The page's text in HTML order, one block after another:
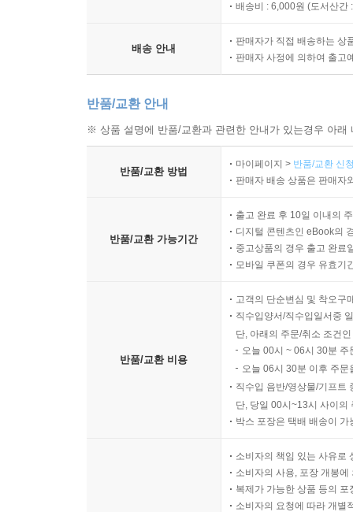
배송비 : 6,000원 (도서산간
배송 안내
판매자가 직접 배송하는 상
판매자 사정에 의하여 출고
반품/교환 안내
※ 상품 설명에 반품/교환과 관련한 안내가 있는경우 아
반품/교환 방법
마이페이지 > 반품/교환 신
판매자 배송 상품은 판매자
반품/교환 가능기간
출고 완료 후 10일 이내의
디지털 콘텐츠인 eBook의
중고상품의 경우 출고 완료
모바일 쿠폰의 경우 유효기
반품/교환 비용
고객의 단순변심 및 착오구
직수입양서/직수입일서중
단, 아래의 주문/취소 조건
오늘 00시 ~ 06시 30분
오늘 06시 30분 이후 주
직수입 음반/영상물/기프트
단, 당일 00시~13시 사이의
박스 포장은 택배 배송이
소비자의 책임 있는 사유로
소비자의 사용, 포장 개봉
복제가 가능한 상품 등의
소비자의 요청에 따라 개별